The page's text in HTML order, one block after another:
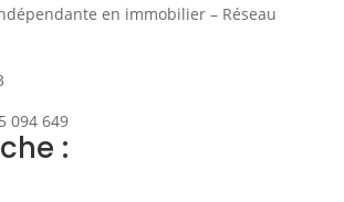
en immobilier – Réseau
094 649
: